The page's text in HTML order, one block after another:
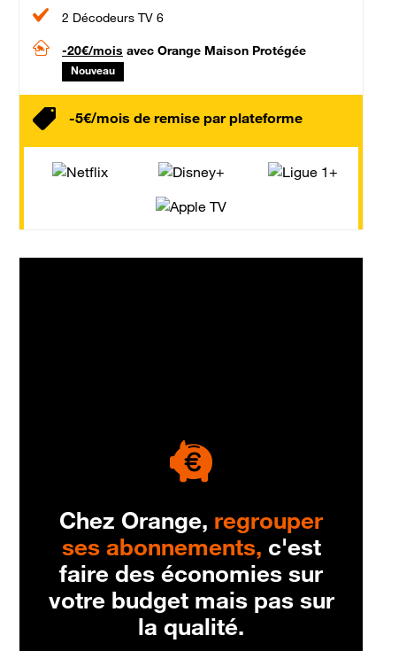
2 Décodeurs TV 6
-20€/mois avec Orange Maison Protégée
Nouveau
-5€/mois de remise par plateforme
Chez Orange, regrouper
ses abonnements, c'est
faire des économies sur
votre budget mais pas sur
la qualité.